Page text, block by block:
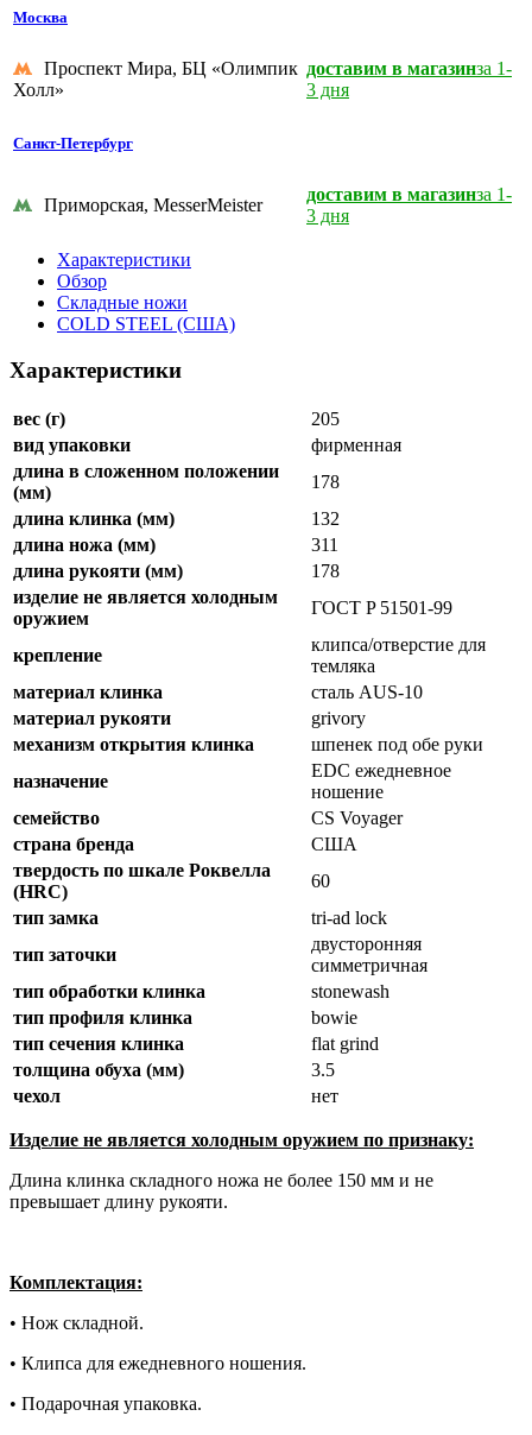
Москва
Проспект Мира, БЦ «Олимпик
Холл»
доставим в магазинза 1-
3 дня
Санкт-Петербург
Приморская, MesserMeister
доставим в магазинза 1-
3 дня
Характеристики
Обзор
Складные ножи
COLD STEEL (США)
Характеристики
вес (г)
205
вид упаковки
фирменная
длина в сложенном положении
(мм)
178
длина клинка (мм)
132
длина ножа (мм)
311
длина рукояти (мм)
178
изделие не является холодным
оружием
ГОСТ P 51501-99
крепление
клипса/отверстие для
темляка
материал клинка
сталь AUS-10
материал рукояти
grivory
механизм открытия клинка
шпенек под обе руки
назначение
EDC ежедневное
ношение
семейство
CS Voyager
страна бренда
США
твердость по шкале Роквелла
(HRC)
60
тип замка
tri-ad lock
тип заточки
двусторонняя
симметричная
тип обработки клинка
stonewash
тип профиля клинка
bowie
тип сечения клинка
flat grind
толщина обуха (мм)
3.5
чехол
нет
Изделие не является холодным оружием по признаку:
Длина клинка складного ножа не более 150 мм и не
превышает длину рукояти.
Комплектация:
• Нож складной.
• Клипса для ежедневного ношения.
• Подарочная упаковка.